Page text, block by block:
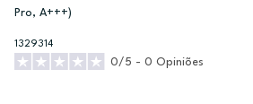
Pro, A+++)
1329314
0/5 - 0 Opiniões